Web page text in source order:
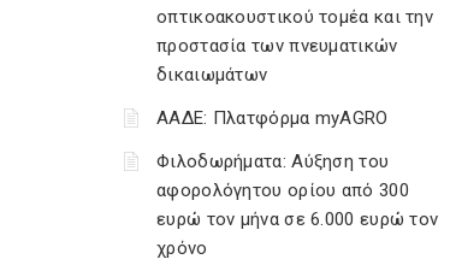
οπτικοακουστικού τομέα και την
προστασία των πνευματικών
δικαιωμάτων
ΑΑΔΕ: Πλατφόρμα myAGRO
Φιλοδωρήματα: Αύξηση του
αφορολόγητου ορίου από 300
ευρώ τον μήνα σε 6.000 ευρώ τον
χρόνο